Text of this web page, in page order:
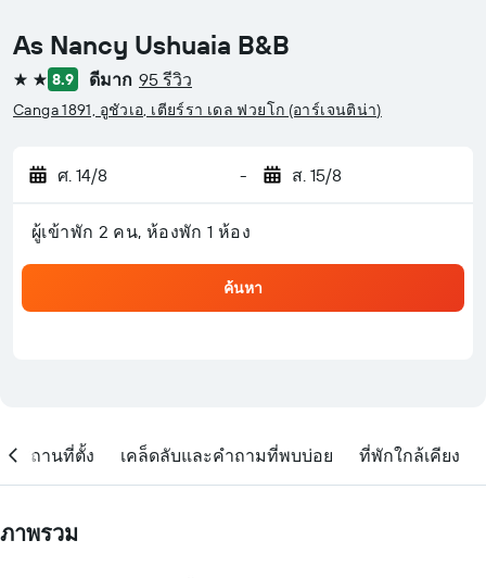
As Nancy Ushuaia B&B
2 ดาว8.9 ดีมาก 95 รีวิว
Canga 1891, อูชัวเอ, เตียร์รา เดล ฟวยโก (อาร์เจนติน่า)
ศ. 14/8 - ส. 15/8
ผู้เข้าพัก 2 คน, ห้องพัก 1 ห้อง
ค้นหา
สถานที่ตั้ง เคล็ดลับและคำถามที่พบบ่อย ที่พักใกล้เคียง
ภาพรวม